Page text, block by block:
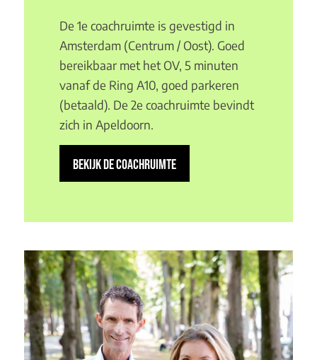
De 1e coachruimte is gevestigd in
Amsterdam (Centrum / Oost). Goed
bereikbaar met het OV, 5 minuten
vanaf de Ring A10, goed parkeren
(betaald). De 2e coachruimte bevindt
zich in Apeldoorn.
BEKIJK DE COACHRUIMTE